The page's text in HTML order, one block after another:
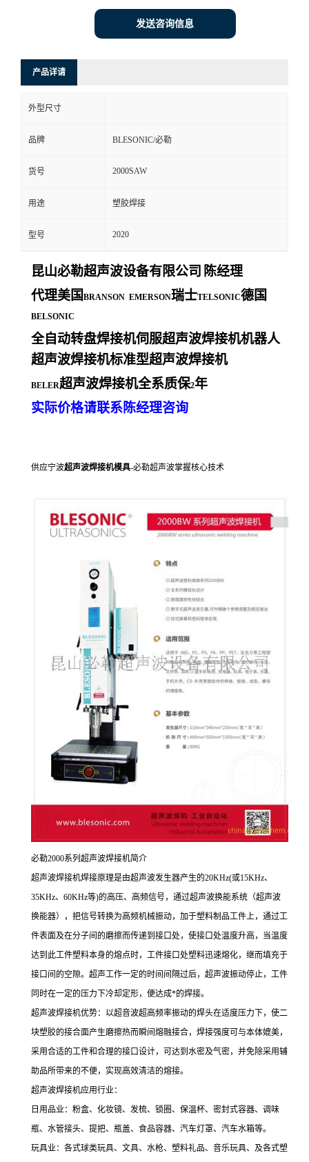
发送咨询信息
产品详请
外型尺寸
品牌 BLESONIC/必勒
货号 2000SAW
用途 塑胶焊接
型号 2020
昆山必勒超声波设备有限公司 陈经理
代理美国 BRANSON EMERSON瑞士TELSONIC德国
BELSONIC
全自动转盘焊接机伺服超声波焊接机机器人
超声波焊接机标准型超声波焊接机
BELER超声波焊接机全系质保2年
实际价格请联系陈经理咨询
供应宁波超声波焊接机模具-必勒超声波掌握核心技术
必勒2000系列超声波焊接机简介
超声波焊接机焊接原理是由超声波发生器产生的20KHz(或15KHz、
35KHz、60KHz等)的高压、高频信号，通过超声波换能系统（超声波
换能器），把信号转换为高频机械振动，加于塑料制品工件上，通过工
件表面及在分子间的磨擦而传递到接口处，使接口处温度升高，当温度
达到此工件塑料本身的熔点时，工件接口处塑料迅速熔化，继而填充于
接口间的空隙。超声工作一定的时间间隔过后，超声波振动停止，工件
同时在一定的压力下冷却定形，便达成*的焊接。
超声波焊接机优势：以超音波超高频率振动的焊头在适度压力下，使二
块塑胶的接合面产生磨擦热而瞬间熔融接合，焊接强度可与本体媲美，
采用合适的工件和合理的接口设计，可达到水密及气密，并免除采用辅
助品所带来的不便，实现高效清洁的熔接。
超声波焊接机应用行业：
日用品业：粉盒、化妆镜、发梳、锁圈、保温杯、密封式容器、调味
瓶、水管接头、提把、瓶盖、食品容器、汽车灯罩、汽车水箱等。
玩具业：各式球类玩具、文具、水枪、塑料礼品、音乐玩具、及各式塑